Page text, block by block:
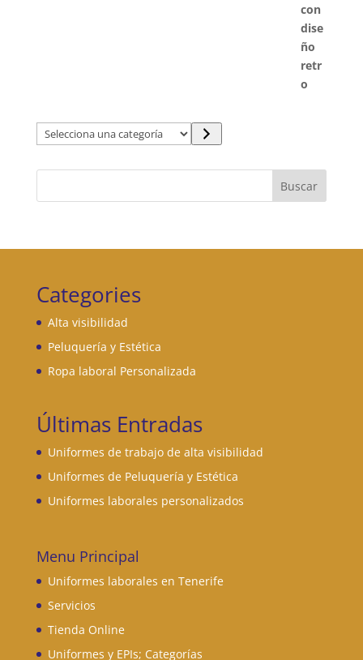
Selecciona
una
categoría
Buscar
Categories
Alta visibilidad
Peluquería y Estética
Ropa laboral Personalizada
Últimas Entradas
Uniformes de trabajo de alta visibilidad
Uniformes de Peluquería y Estética
Uniformes laborales personalizados
Menu Principal
Uniformes laborales en Tenerife
Servicios
Tienda Online
Uniformes y EPIs; Categorías